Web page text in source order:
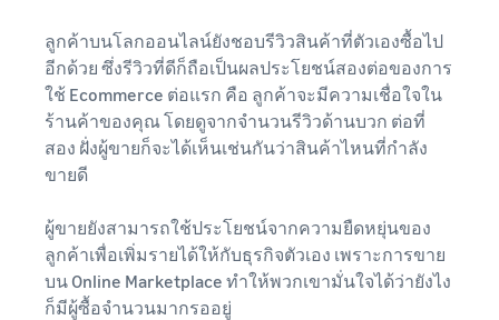
ลูกค้าบนโลกออนไลน์ยังชอบรีวิวสินค้าที่ตัวเองซื้อไป
อีกด้วย ซึ่งรีวิวที่ดีก็ถือเป็นผลประโยชน์สองต่อของการ
ใช้ Ecommerce ต่อแรก คือ ลูกค้าจะมีความเชื่อใจใน
ร้านค้าของคุณ โดยดูจากจำนวนรีวิวด้านบวก ต่อที่
สอง ฝั่งผู้ขายก็จะได้เห็นเช่นกันว่าสินค้าไหนที่กำลัง
ขายดี
ผู้ขายยังสามารถใช้ประโยชน์จากความยืดหยุ่นของ
ลูกค้าเพื่อเพิ่มรายได้ให้กับธุรกิจตัวเอง เพราะการขาย
บน Online Marketplace ทำให้พวกเขามั่นใจได้ว่ายังไง
ก็มีผู้ซื้อจำนวนมากรออยู่